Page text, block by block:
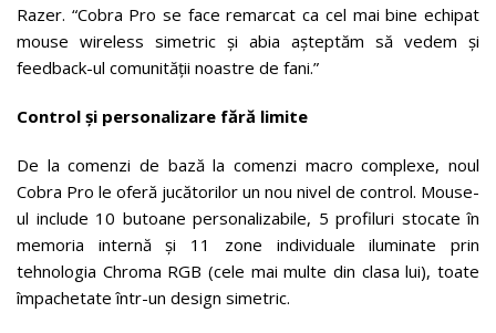
Razer. “Cobra Pro se face remarcat ca cel mai bine echipat
mouse wireless simetric și abia așteptăm să vedem și
feedback-ul comunității noastre de fani.”
Control și personalizare fără limite
De la comenzi de bază la comenzi macro complexe, noul
Cobra Pro le oferă jucătorilor un nou nivel de control. Mouse-
ul include 10 butoane personalizabile, 5 profiluri stocate în
memoria internă și 11 zone individuale iluminate prin
tehnologia Chroma RGB (cele mai multe din clasa lui), toate
împachetate într-un design simetric.